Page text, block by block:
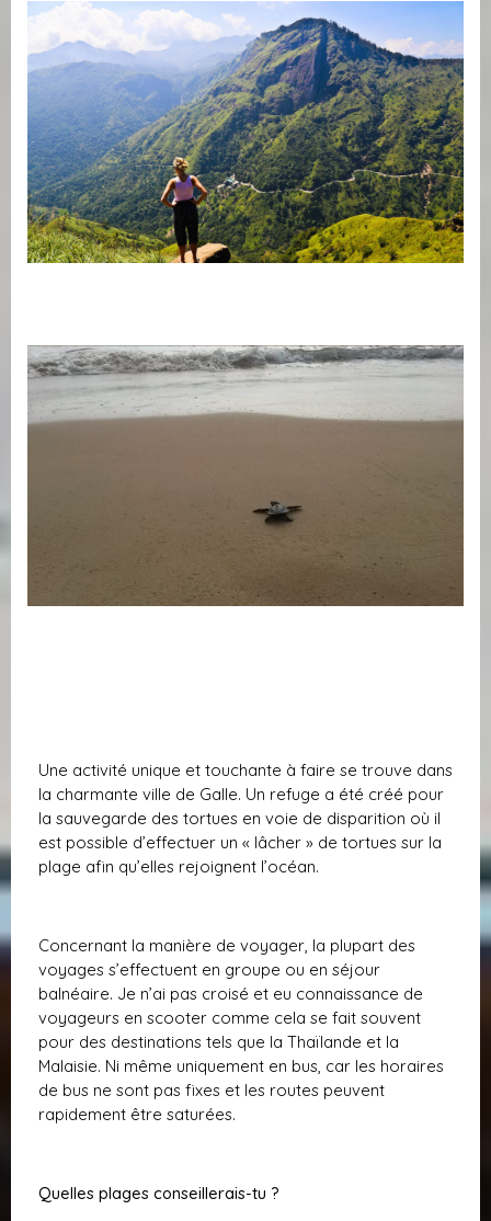
Une activité unique et touchante à faire se trouve dans
la charmante ville de Galle. Un refuge a été créé pour
la sauvegarde des tortues en voie de disparition où il
est possible d’effectuer un « lâcher » de tortues sur la
plage afin qu’elles rejoignent l’océan.
Concernant la manière de voyager, la plupart des
voyages s’effectuent en groupe ou en séjour
balnéaire. Je n’ai pas croisé et eu connaissance de
voyageurs en scooter comme cela se fait souvent
pour des destinations tels que la Thaïlande et la
Malaisie. Ni même uniquement en bus, car les horaires
de bus ne sont pas fixes et les routes peuvent
rapidement être saturées.
Quelles plages conseillerais-tu ?